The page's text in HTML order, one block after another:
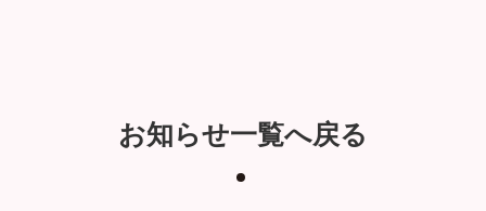
お知らせ一覧へ戻る